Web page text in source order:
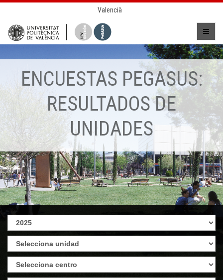
Valencià
ENCUESTAS PEGASUS:
RESULTADOS DE
UNIDADES